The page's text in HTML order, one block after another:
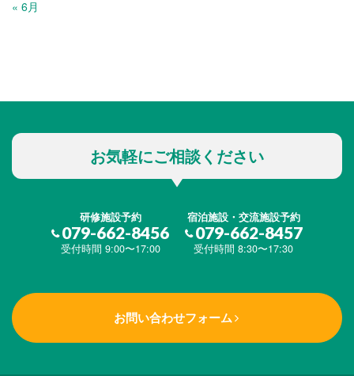
« 6月
お気軽にご相談ください
研修施設予約
079-662-8456
受付時間 9:00〜17:00
宿泊施設・交流施設予約
079-662-8457
受付時間 8:30〜17:30
お問い合わせフォーム